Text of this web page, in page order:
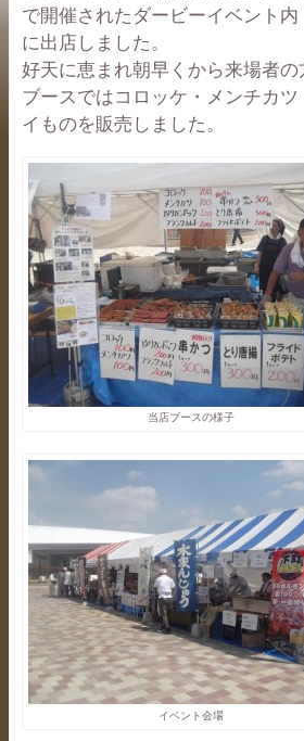
で開催されたダービーイベント
に出店しました。
好天に恵まれ朝早くから来場者の
ブースではコロッケ・メンチカ
イものを販売しました。
当店ブースの様子
イベント会場